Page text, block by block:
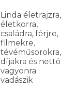
Linda életrajzra,
életkorra,
családra, férjre,
filmekre,
tévéműsorokra,
díjakra és nettó
vagyonra
vadászik